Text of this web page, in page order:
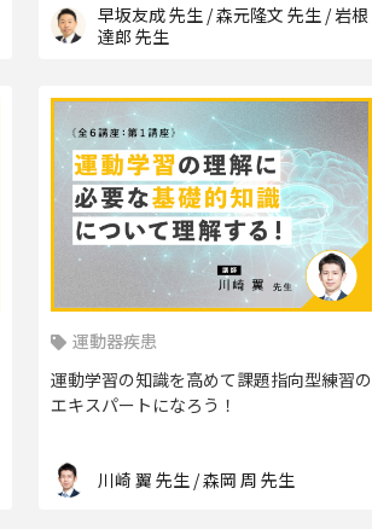
早坂友成 先生 / 森元隆文 先生 / 岩根
達郎 先生
運動器疾患
運動学習の知識を高めて課題指向型練習の
エキスパートになろう！
川崎 翼 先生 / 森岡 周 先生